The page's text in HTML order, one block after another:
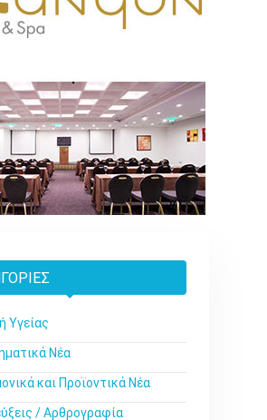
Υγείας
Νέα
και Προϊοντικά Νέα
/ Αρθρογραφία